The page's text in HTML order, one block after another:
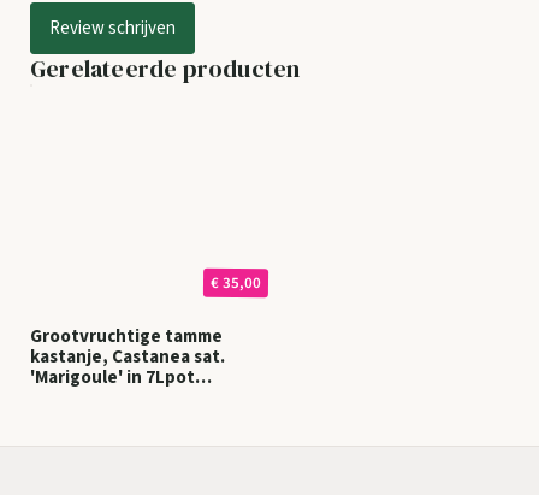
Review schrijven
Gerelateerde producten
€ 35,00
Grootvruchtige tamme
kastanje, Castanea sat.
'Marigoule' in 7Lpot